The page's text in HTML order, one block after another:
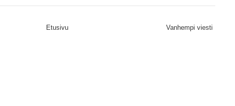
Vanhempi viesti
Etusivu